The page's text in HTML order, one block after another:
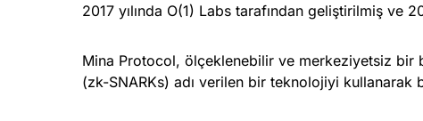
2017 yılında O(1) Labs tarafından geliştirilmiş ve
Mina Protocol, ölçeklenebilir ve merkeziyetsiz bir
(zk-SNARKs) adı verilen bir teknolojiyi